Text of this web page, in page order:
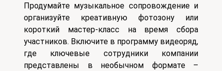
Продумайте музыкальное сопровождение и
организуйте креативную фотозону или
короткий мастер-класс на время сбора
участников. Включите в программу видеоряд,
где ключевые сотрудники компании
представлены в необычном формате –